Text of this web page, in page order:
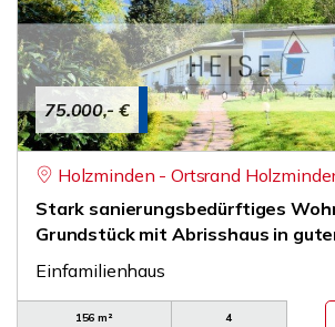
75.000,- €
Holzminden - Ortsrand
Stark sanierungsbedürftiges
Grundstück mit Abrisshaus in
Einfamilienhaus
156 m²
4